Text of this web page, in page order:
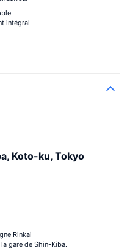
intégral
Koto-ku, Tokyo
Rinkai
gare de Shin-Kiba.